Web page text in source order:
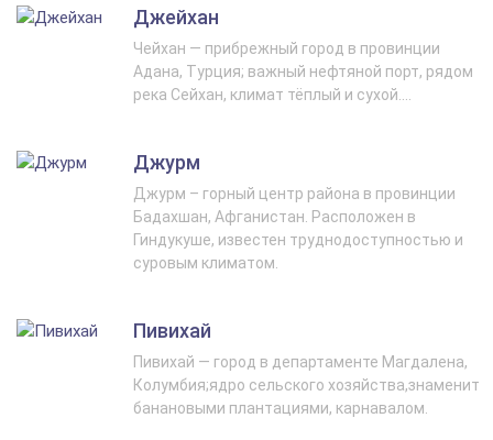
Джейхан
Чейхан — прибрежный город в провинции
Адана, Турция; важный нефтяной порт, рядом
река Сейхан, климат тёплый и сухой....
Джурм
Джурм – горный центр района в провинции
Бадахшан, Афганистан. Расположен в
Гиндукуше, известен труднодоступностью и
суровым климатом.
Пивихай
Пивихай — город в департаменте Магдалена,
Колумбия;ядро сельского хозяйства,знаменит
банановыми плантациями, карнавалом.